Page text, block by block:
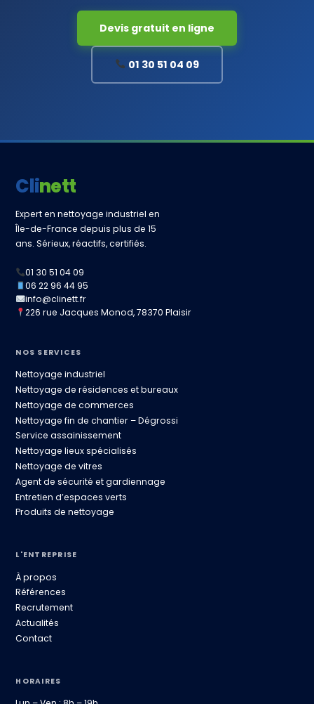
Devis gratuit en ligne
01 30 51 04 09
Clinett
Expert en nettoyage industriel en
Île-de-France depuis plus de 15
ans. Sérieux, réactifs, certifiés.
01 30 51 04 09
06 22 96 44 95
info@clinett.fr
226 rue Jacques Monod, 78370 Plaisir
NOS SERVICES
Nettoyage industriel
Nettoyage de résidences et bureaux
Nettoyage de commerces
Nettoyage fin de chantier – Dégrossi
Service assainissement
Nettoyage lieux spécialisés
Nettoyage de vitres
Agent de sécurité et gardiennage
Entretien d’espaces verts
Produits de nettoyage
L'ENTREPRISE
À propos
Références
Recrutement
Actualités
Contact
HORAIRES